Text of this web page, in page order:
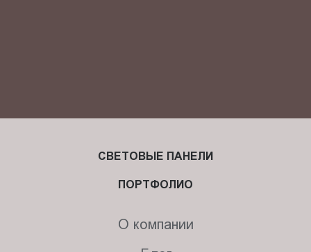
СВЕТОВЫЕ ПАНЕЛИ
ПОРТФОЛИО
О компании